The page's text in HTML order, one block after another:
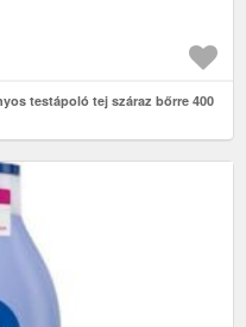
testápoló tej száraz bőrre 400